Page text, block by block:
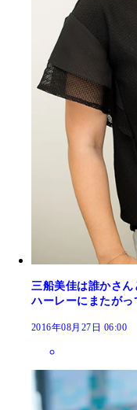
三船美佳は誰かさ
ハーレーにまたがっ
2016年08月27日 06:00